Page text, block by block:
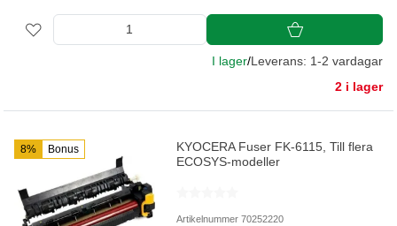
I lager/Leverans: 1-2 vardagar
2 i lager
8% Bonus
KYOCERA Fuser FK-6115, Till flera
ECOSYS-modeller
Artikelnummer 70252220